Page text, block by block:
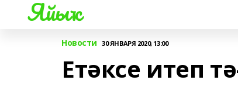
Яйыҡ
Новости 30 ЯНВАРЯ 2020, 13:00
Етәксе итеп